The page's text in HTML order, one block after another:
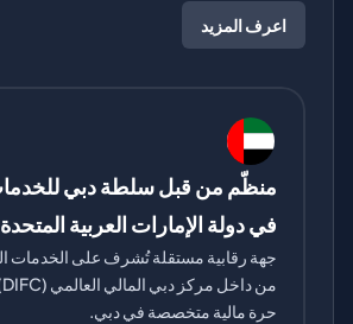
اعرف المزيد
في دولة الإمارات العربية المتحدة
حرة مالية متخصصة في دبي.